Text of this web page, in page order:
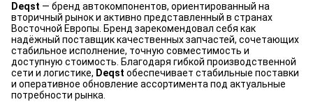
Deqst — бренд автокомпонентов, ориентированный на
вторичный рынок и активно представленный в странах
Восточной Европы. Бренд зарекомендовал себя как
надёжный поставщик качественных запчастей, сочетающих
стабильное исполнение, точную совместимость и
доступную стоимость. Благодаря гибкой производственной
сети и логистике, Deqst обеспечивает стабильные поставки
и оперативное обновление ассортимента под актуальные
потребности рынка.